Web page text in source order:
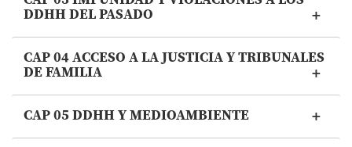
DDHH DEL PASADO
CAP 04 ACCESO A LA JUSTICIA Y TRIBUNALES
DE FAMILIA
CAP 05 DDHH Y MEDIOAMBIENTE